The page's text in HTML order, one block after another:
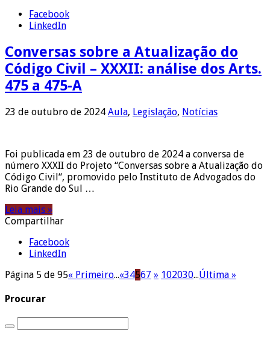
Facebook
LinkedIn
Conversas sobre a Atualização do
Código Civil – XXXII: análise dos Arts.
475 a 475-A
23 de outubro de 2024 Aula, Legislação, Notícias
Foi publicada em 23 de outubro de 2024 a conversa de
número XXXII do Projeto “Conversas sobre a Atualização do
Código Civil“, promovido pelo Instituto de Advogados do
Rio Grande do Sul …
Leia mais »
Compartilhar
Facebook
LinkedIn
Página 5 de 95« Primeiro...«34567 » 102030...Última »
Procurar